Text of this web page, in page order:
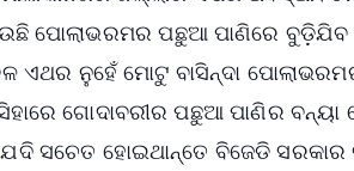
ପୋଲାଭରମର ପଛୁଆ ପାଣିରେ
ଏଥର ନୁହେଁ ମୋଟୁ ବାସିନ୍ଦା
ଗୋଦାବରୀର ପଛୁଆ ପାଣିର
ସଚେତ ହୋଇଥାନ୍ତେ ବିଜେଡି ସରକାର